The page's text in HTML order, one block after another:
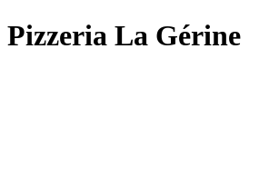
Pizzeria La Gérine